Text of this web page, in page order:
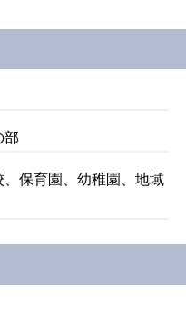
部
、保育園、幼稚園、地域